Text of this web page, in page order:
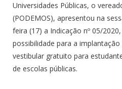
Universidades Públicas, o
(PODEMOS), apresentou na
feira (17) a Indicação nº 05/
possibilidade para a
vestibular gratuito para
de escolas públicas.